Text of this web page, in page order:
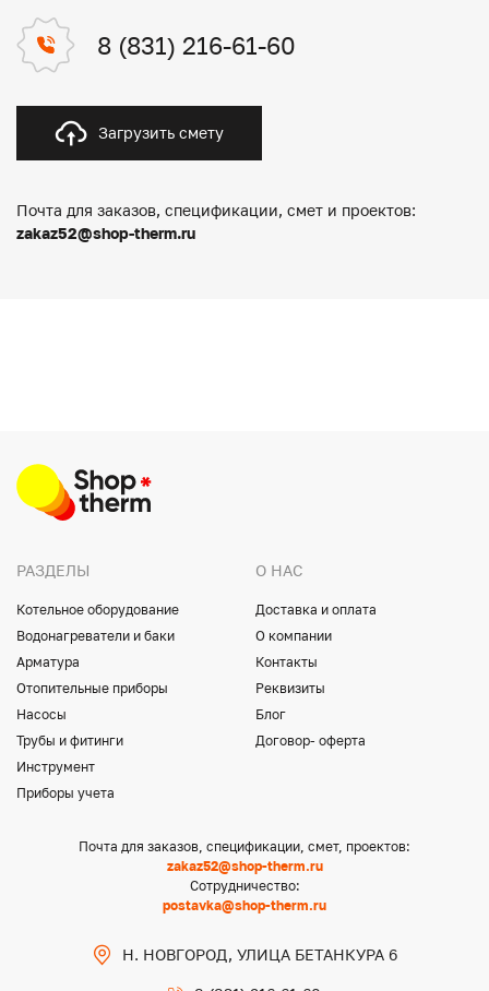
8 (831) 216-61-60
Загрузить смету
Почта для заказов, спецификации, смет и проектов:
zakaz52@shop-therm.ru
РАЗДЕЛЫ
Котельное оборудование
Водонагреватели и баки
Арматура
Отопительные приборы
Насосы
Трубы и фитинги
Инструмент
Приборы учета
О НАС
Доставка и оплата
О компании
Контакты
Реквизиты
Блог
Договор- оферта
Почта для заказов, спецификации, смет, проектов:
zakaz52@shop-therm.ru
Сотрудничество:
postavka@shop-therm.ru
Н. НОВГОРОД, УЛИЦА БЕТАНКУРА 6